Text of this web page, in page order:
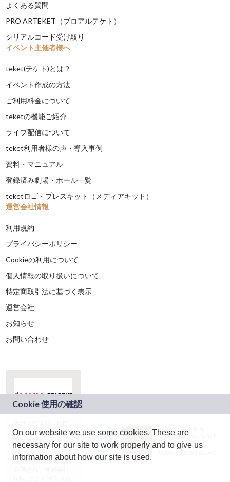
よくある質問
PRO ARTEKET（プロアルテケト）
シリアルコード受け取り
イベント主催者様へ
teket(テケト)とは？
イベント作成の方法
ご利用料金について
teketの機能ご紹介
ライブ配信について
teket利用者様の声・導入事例
資料・マニュアル
登録済み劇場・ホール一覧
teketロゴ・プレスキット（メディアキット）
運営会社情報
利用規約
プライバシーポリシー
Cookieの利用について
個人情報の取り扱いについて
特定商取引法に基づく表示
運営会社
お知らせ
お問い合わせ
ドコモグループの新
規事業創出プログラ
ム「docomo
STARTUP」を通じて
JASRAC許諾番号：
9024936001Y45037
JASRAC許諾番号：
On our website we use some cookies. These are
necessary for our site to work properly and to give us
information about how our site is used.